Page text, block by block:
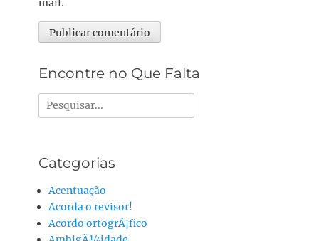
mail.
Encontre no Que Falta
Pesquisar
por:
Categorias
Acentuação
Acorda o revisor!
Acordo ortogrÃ¡fico